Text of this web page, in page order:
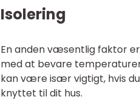
Isolering
En anden væsentlig faktor
med at bevare
kan være især vigtigt, hvis
knyttet til dit hus.